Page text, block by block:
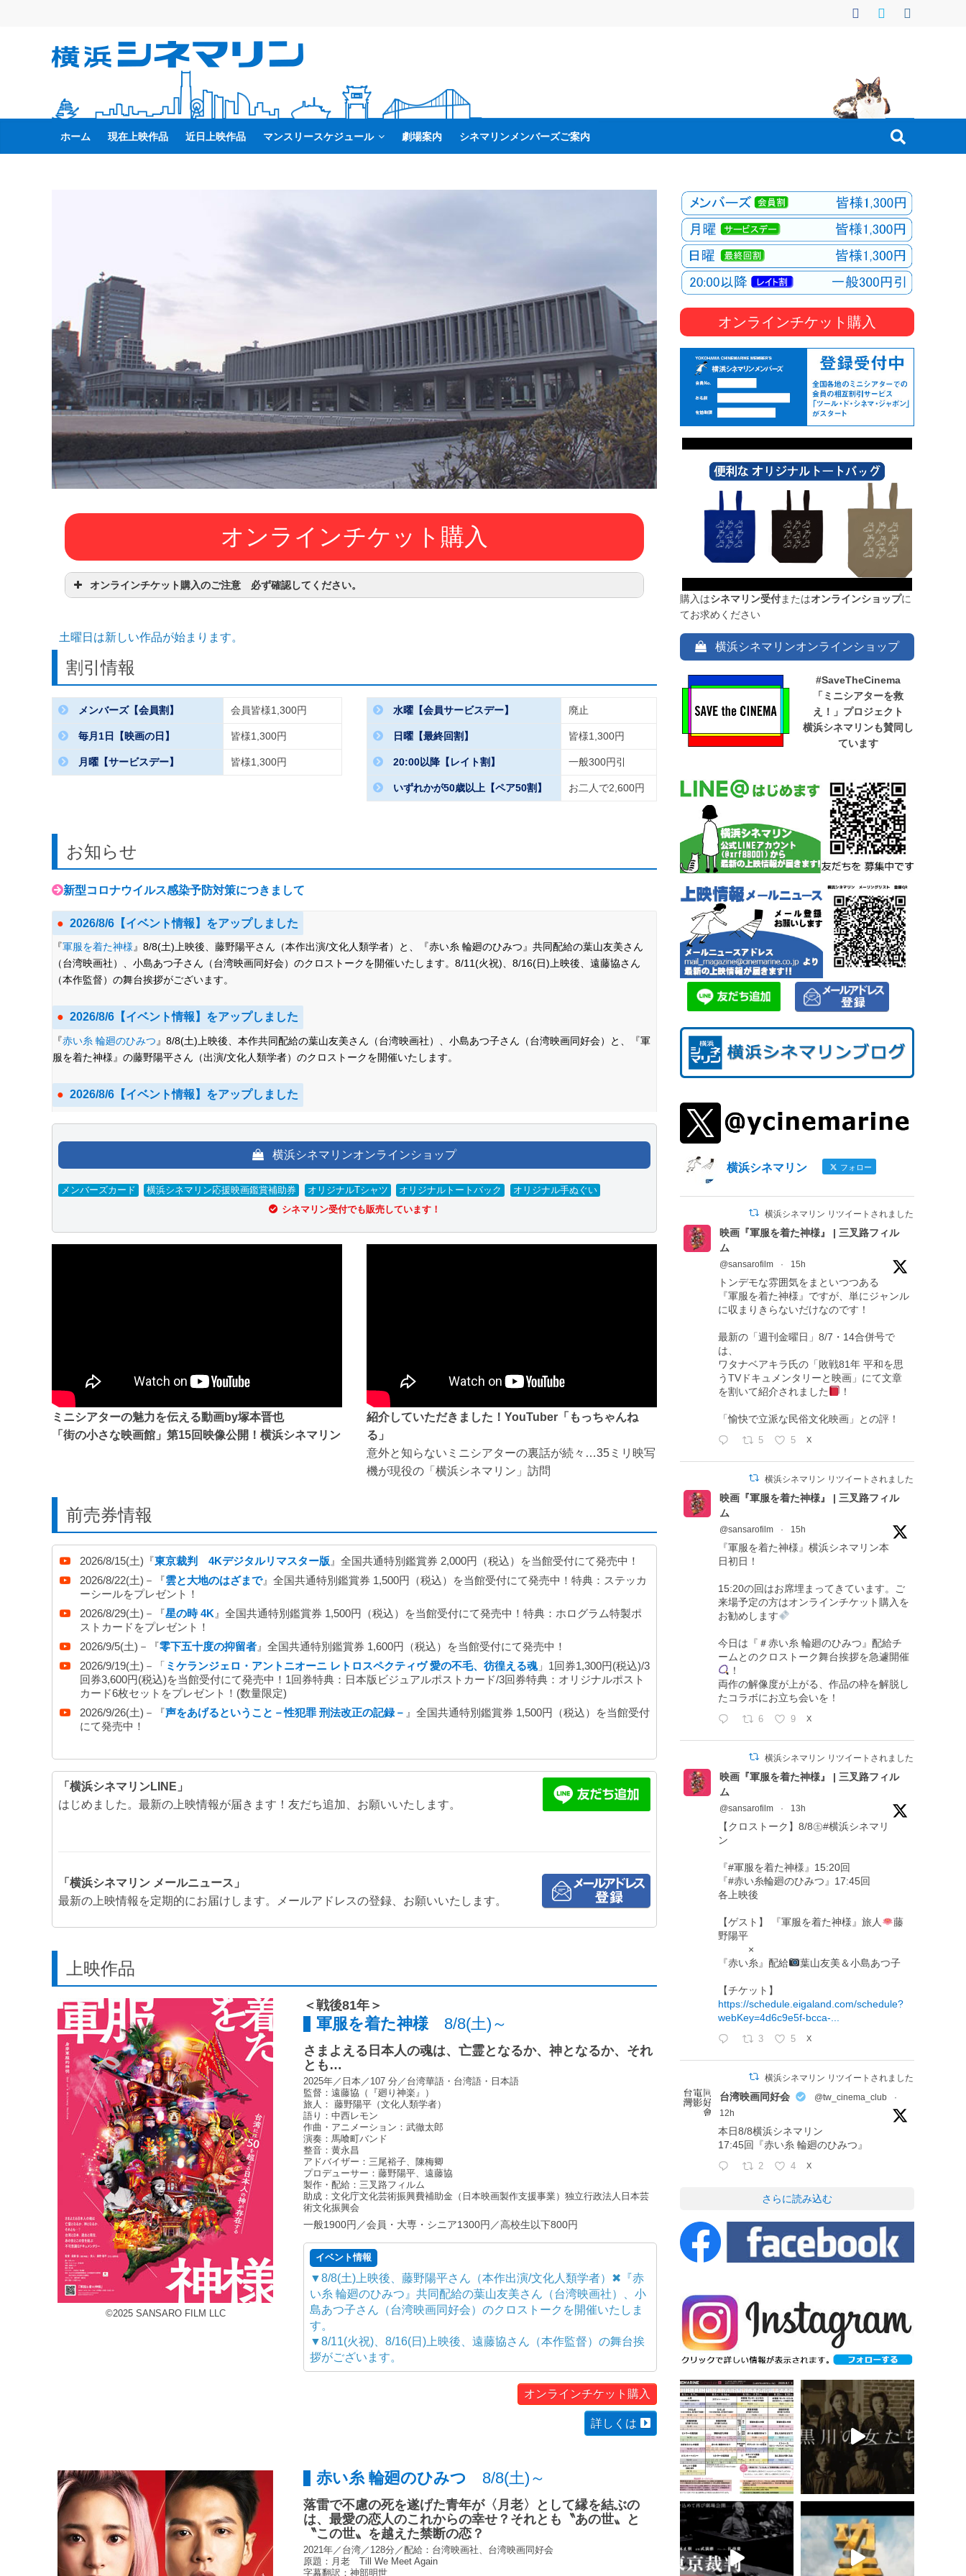
ス
ッ
横
浜
シ
ン
観
た
い
映
画
の
街
で
ホーム 現在上映作品 近日上映作品 マンスリースケジュール 劇場案内 シネマリンメンバーズご案内
オンラインチケット購入
オンラインチケット購入のご注意 必ず確認してください。
となります。
会員・シニア・大学生・専門学校生・高校生以下・障がい者割引をご利用のお客様は、ご鑑賞当日、証明書
（会員証、学生証、身分証明書）をご提示ください。ご提示いただけない場合、予約購入金額と適正なチケ
ット金額との差額分をお支払いただく、もしくはご入場をお断りさせていただきます。
前売券・未来チケット・年金友の会・招待券、料金設定にない割引は劇場受付のみのお取扱いとなります。
オンラインでチケットが売切れの場合でも、劇場受付にて当日券を販売する場合がございます。
クレジットカード決済後の内容変更、キャンセル・払戻しは、一切いたしかねます。
よく内容をご確認の
上、決済操作をお願いいたします。
オンラインでチケットをご購入いただいたお客様で、ポイントカードの押印をご希望のお客様は、ご入場前
「入場チケット」をご提示ください。劇場で新たに紙チケットを発券する必要はありません。
入場時間になりましたら、入場チケットを入口のもぎりスタッフに提示してご入場ください。
土曜日は新しい作品が始まります。
割引情報
メンバーズ【会員割】 会員皆様1,300円
毎月1日【映画の日】 皆様1,300円
月曜【サービスデー】 皆様1,300円
水曜【会員サービスデー】 廃止
日曜【最終回割】 皆様1,300円
20:00以降【レイト割】 一般300円引
いずれかが50歳以上【ペア50割】 お二人で2,600円
お知らせ
新型コロナウイルス感染予防対策につきまして
2026/8/6【イベント情報】をアップしました
『軍服を着た神様 』8/8(土)上映後、藤野陽平さん（本作出演/文化人類学者）と、『赤い糸 輪廻のひみつ』共同配給の葉山友美さん
（台湾映画社）、小島あつ子さん（台湾映画同好会）のクロストークを開催いたします。8/11(火祝)、8/16(日)上映後、遠藤協さん
（本作監督）の舞台挨拶がございます。
2026/8/6【イベント情報】をアップしました
『赤い糸 輪廻のひみつ 』8/8(土)上映後、本作共同配給の葉山友美さん（台湾映画社）、小島あつ子さん（台湾映画同好会）と、『軍
服を着た神様』の藤野陽平さん（出演/文化人類学者）のクロストークを開催いたします。
2026/8/6【イベント情報】をアップしました
2026/8/7 近日【上映情報】をアップしました
『春樹』11月～、 『ルオムの黄昏』11月～、 『ザ・ゴールドディガーズ』10/24(土)～、 『ナイトシフト』10/24(土)～、 「
」10/10(土)－10/23(金)、 『戦場0地点』9/26(土)～、 『
定、 『
ム』9/12(土)～、 「クロード・シャブロル傑作選 vol.2」9/19(土)－10/2(金)、 「ミケランジェロ・アントニオーニ レトロスペクティ
画館との入場料格差を解消するための改定です。今後もさまざまな映画の提供と快適な鑑賞環境づくりに努めてまいります。ご理解の
ほどお願い申し上げます。
2021/12/24【お知らせ】
2022年1月2日(日)より、オンラインチケットの販売開始を、3日前0:00から、10:00に変更します。劇場受付は従来通り3日前9:30から
1/23(土)0:00～「
2020/2/29【イベント上映での招待券・ポイント鑑賞券使用の中止】
今後催されるイベント上映では、招待券・ポイント鑑賞券はご使用いただけませんので、ご了承のほどお願い申し上げます。
2015/8/19
ムビチケカードのご使用が可能になりました！
2014/12/10【メンバーズガードのご案内】
【メンバーズカードのご案内】をアップしました。
ホームページを開設しました。
2014/9/15
横浜シネマリンの公式twitterを始めました。
横浜シネマリンオンラインショップ
メンバーズカード 横浜シネマリン応援映画鑑賞補助券 オリジナルTシャツ オリジナルトートバック
オリジナル手ぬぐい
シネマリン受付でも販売しています！
ミニシアターの魅力を伝える動画by塚本晋也
「街の小さな映画館」第15回映像公開！横浜シネマリン
紹介していただきました！YouTuber「もっちゃんね
る」
意外と知らないミニシアターの裏話が続々…35ミリ映写
機が現役の「横浜シネマリン」訪問
前売券情報
2026/8/15(土)『東京裁判 4Kデジタルリマスター版 』全国共通特別鑑賞券 2,000円（税込）を当館受付にて発売中！
2026/8/22(土)－『雲と大地のはざまで』全国共通特別鑑賞券 1,500円（税込）を当館受付にて発売中！特典：ステッカ
ーシールをプレゼント！
2026/8/29(土)－『星の時 4K 』全国共通特別鑑賞券 1,500円（税込）を当館受付にて発売中！特典：ホログラム特製ポ
ストカードをプレゼント！
2026/9/5(土)－『零下五十度の抑留者 』全国共通特別鑑賞券 1,600円（税込）を当館受付にて発売中！
2026/9/19(土)－「 ミケランジェロ・アントニオーニ レトロスペクティヴ 愛の不毛、彷徨える魂」1回券1,300円(税込)/3
回券3,600円(税込)を当館受付にて発売中！1回券特典：日本版ビジュアルポストカード/3回券特典：オリジナルポスト
カード6枚セットをプレゼント！(数量限定)
2026/9/26(土)－『声をあげるということ－性犯罪 刑法改正の記録－ 』全国共通特別鑑賞券 1,500円（税込）を当館受付
にて発売中！
「横浜シネマリンLINE」
はじめました。最新の上映情報が届きます！友だち追加、お願いいたします。
「横浜シネマリン メールニュース」
最新の上映情報を定期的にお届けします。メールアドレスの登録、お願いいたします。
上映作品
©2025 SANSARO FILM LLC
＜戦後81年＞
軍服を着た神様 8/8(土)～
さまよえる日本人の魂は、亡霊となるか、神となるか、それ
とも…
2025年／日本／107 分／台湾華語・台湾語・⽇本語
監督：遠藤協（『廻り神楽』）
旅⼈： 藤野陽平（⽂化⼈類学者）
語り：中⻄レモン
作曲・アニメーション：武徹太郎
演奏：⾺喰町バンド
整⾳：⻩永昌
アドバイザー：三尾裕⼦、陳梅卿
プロデューサー：藤野陽平、遠藤協
製作・配給：三叉路フィルム
助成：⽂化庁⽂化芸術振興費補助⾦（⽇本映画製作⽀援事業）独⽴⾏政法⼈⽇本芸
術⽂化振興会
一般1900円／会員・大専・シニア1300円／高校生以下800円
イベント情報
▼8/8(土)上映後、藤野陽平さん（本作出演/文化人類学者）✖『赤
い糸 輪廻のひみつ』共同配給の葉山友美さん（台湾映画社）、小
島あつ子さん（台湾映画同好会）のクロストークを開催いたしま
す。
▼8/11(火祝)、8/16(日)上映後、遠藤協さん（本作監督）の舞台挨
拶がございます。
オンラインチケット購入
詳しくは
赤い糸 輪廻のひみつ 8/8(土)～
落雷で不慮の死を遂げた青年が〈月老〉として縁を結ぶの
は、最愛の恋人のこれからの幸せ？それとも〝あの世〟と
〝この世〟を越えた禁断の恋？
2021年／台湾／128分／配給：台湾映画社、台湾映画同好会
原題：月老 Till We Meet Again
字幕翻訳：神部明世
オンラインチケット購入
購入はシネマリン受付またはオンラインショップに
てお求めください
横浜シネマリンオンラインショップ
#SaveTheCinema
「ミニシアターを救
え！」プロジェクト
横浜シネマリンも賛同し
ています
横浜シネマリン フォロー
横浜シネマリン リツイートされました
映画『軍服を着た神様』 | 三叉路フィル
ム
@sansarofilm · 15h
トンデモな雰囲気をまといつつある
『軍服を着た神様』ですが、単にジャンル
に収まりきらないだけなのです！
最新の「週刊金曜日」8/7・14合併号で
は、
ワタナベアキラ氏の「敗戦81年 平和を思
うTVドキュメンタリーと映画」にて文章
を割いて紹介されました
！
「愉快で立派な民俗文化映画」との評！
5 5 X
横浜シネマリン リツイートされました
映画『軍服を着た神様』 | 三叉路フィル
ム
@sansarofilm · 15h
『軍服を着た神様』横浜シネマリン本
日初日！
15:20の回はお席埋まってきています。ご
来場予定の方はオンラインチケット購入を
お勧めします
今日は『＃赤い糸 輪廻のひみつ』配給チ
ームとのクロストーク舞台挨拶を急遽開催
！
両作の解像度が上がる、作品の枠を解脱し
たコラボにお立ち会いを！
6 9 X
横浜シネマリン リツイートされました
映画『軍服を着た神様』 | 三叉路フィル
ム
@sansarofilm · 13h
【クロストーク】8/8㊏#横浜シネマリ
ン
『#軍服を着た神様』15:20回
『#赤い糸輪廻のひみつ』17:45回
各上映後
【ゲスト】 『軍服を着た神様』旅人
藤
野陽平
×
『赤い糸』配給
葉山友美＆小島あつ子
【チケット】
https://schedule.eigaland.com/schedule?
webKey=4d6c9e5f-bcca-...
3 5 X
横浜シネマリン リツイートされました
台湾映画同好会 @tw_cinema_club
·
12h
本日8/8横浜シネマリン
17:45回『赤い糸 輪廻のひみつ』
2 4 X
さらに読み込む